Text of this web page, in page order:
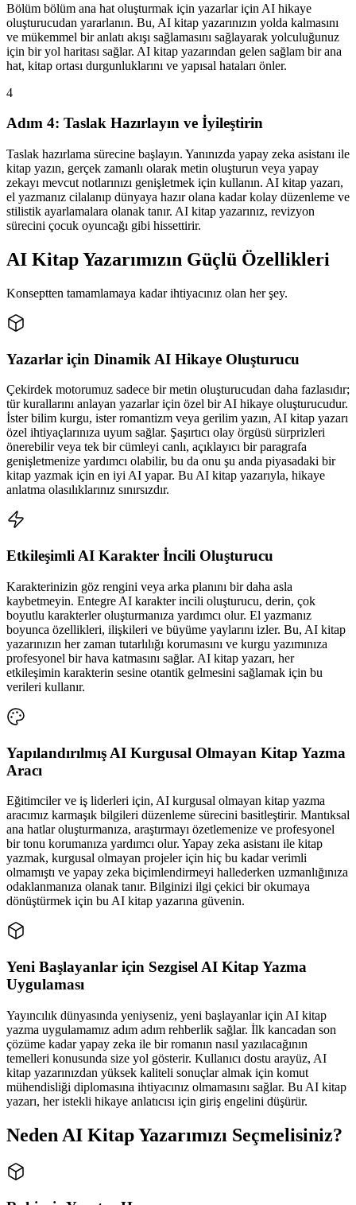
Bölüm bölüm ana hat oluşturmak için yazarlar için AI hikaye
oluşturucudan yararlanın. Bu, AI kitap yazarınızın yolda kalmasını
ve mükemmel bir anlatı akışı sağlamasını sağlayarak yolculuğunuz
için bir yol haritası sağlar. AI kitap yazarından gelen sağlam bir ana
hat, kitap ortası durgunluklarını ve yapısal hataları önler.
4
Adım 4: Taslak Hazırlayın ve İyileştirin
Taslak hazırlama sürecine başlayın. Yanınızda yapay zeka asistanı ile
kitap yazın, gerçek zamanlı olarak metin oluşturun veya yapay
zekayı mevcut notlarınızı genişletmek için kullanın. AI kitap yazarı,
el yazmanız cilalanıp dünyaya hazır olana kadar kolay düzenleme ve
stilistik ayarlamalara olanak tanır. AI kitap yazarınız, revizyon
sürecini çocuk oyuncağı gibi hissettirir.
AI Kitap Yazarımızın Güçlü Özellikleri
Konseptten tamamlamaya kadar ihtiyacınız olan her şey.
Yazarlar için Dinamik AI Hikaye Oluşturucu
Çekirdek motorumuz sadece bir metin oluşturucudan daha fazlasıdır;
tür kurallarını anlayan yazarlar için özel bir AI hikaye oluşturucudur.
İster bilim kurgu, ister romantizm veya gerilim yazın, AI kitap yazarı
özel ihtiyaçlarınıza uyum sağlar. Şaşırtıcı olay örgüsü sürprizleri
önerebilir veya tek bir cümleyi canlı, açıklayıcı bir paragrafa
genişletmenize yardımcı olabilir, bu da onu şu anda piyasadaki bir
kitap yazmak için en iyi AI yapar. Bu AI kitap yazarıyla, hikaye
anlatma olasılıklarınız sınırsızdır.
Etkileşimli AI Karakter İncili Oluşturucu
Karakterinizin göz rengini veya arka planını bir daha asla
kaybetmeyin. Entegre AI karakter incili oluşturucu, derin, çok
boyutlu karakterler oluşturmanıza yardımcı olur. El yazmanız
boyunca özellikleri, ilişkileri ve büyüme yaylarını izler. Bu, AI kitap
yazarınızın her zaman tutarlılığı korumasını ve kurgu yazımınıza
profesyonel bir hava katmasını sağlar. AI kitap yazarı, her
etkileşimin karakterin sesine otantik gelmesini sağlamak için bu
verileri kullanır.
Yapılandırılmış AI Kurgusal Olmayan Kitap Yazma
Aracı
Eğitimciler ve iş liderleri için, AI kurgusal olmayan kitap yazma
aracımız karmaşık bilgileri düzenleme sürecini basitleştirir. Mantıksal
ana hatlar oluşturmanıza, araştırmayı özetlemenize ve profesyonel
bir tonu korumanıza yardımcı olur. Yapay zeka asistanı ile kitap
yazmak, kurgusal olmayan projeler için hiç bu kadar verimli
olmamıştı ve yapay zeka biçimlendirmeyi hallederken uzmanlığınıza
odaklanmanıza olanak tanır. Bilginizi ilgi çekici bir okumaya
dönüştürmek için bu AI kitap yazarına güvenin.
Yeni Başlayanlar için Sezgisel AI Kitap Yazma
Uygulaması
Yayıncılık dünyasında yeniyseniz, yeni başlayanlar için AI kitap
yazma uygulamamız adım adım rehberlik sağlar. İlk kancadan son
çözüme kadar yapay zeka ile bir romanın nasıl yazılacağının
temelleri konusunda size yol gösterir. Kullanıcı dostu arayüz, AI
kitap yazarınızdan yüksek kaliteli sonuçlar almak için komut
mühendisliği diplomasına ihtiyacınız olmamasını sağlar. Bu AI kitap
yazarı, her istekli hikaye anlatıcısı için giriş engelini düşürür.
Neden AI Kitap Yazarımızı Seçmelisiniz?